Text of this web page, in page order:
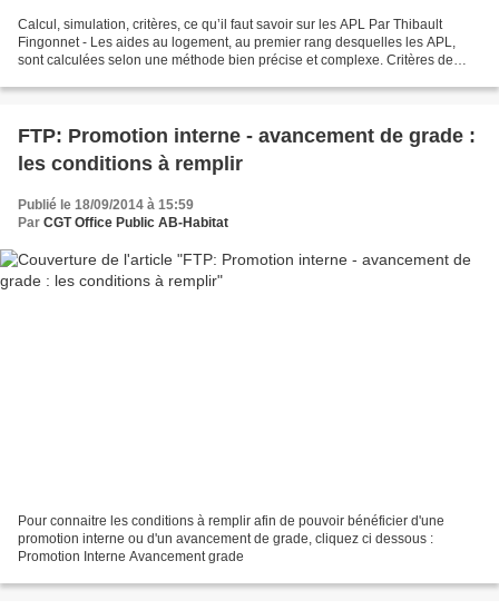
Calcul, simulation, critères, ce qu’il faut savoir sur les APL Par Thibault
Fingonnet - Les aides au logement, au premier rang desquelles les APL,
sont calculées selon une méthode bien précise et complexe. Critères de
FTP: Promotion interne - avancement de grade :
les conditions à remplir
Publié le 18/09/2014 à 15:59
Par CGT Office Public AB-Habitat
Pour connaitre les conditions à remplir afin de pouvoir bénéficier d'une
promotion interne ou d'un avancement de grade, cliquez ci dessous :
Promotion Interne Avancement grade